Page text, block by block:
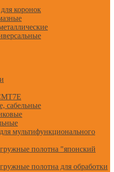
коронок
сабельные
мультифункционального
полотна "японский
полотна для обработки